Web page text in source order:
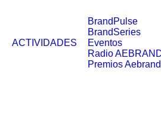
ACTIVIDADES
BrandPulse
BrandSeries
Eventos
Radio
Premios Aebrand